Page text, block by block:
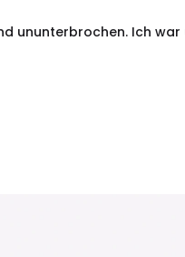
ununterbrochen. Ich